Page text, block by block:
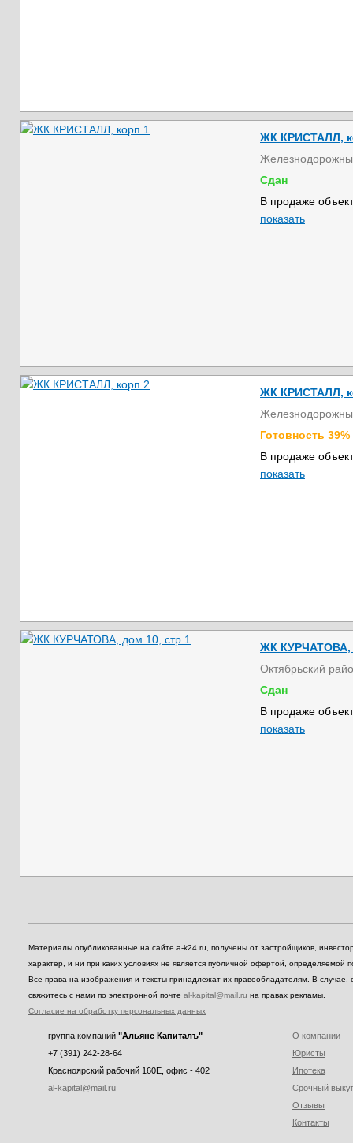
ЖК КРИСТАЛЛ,
Сдан
В продаже
показать
ЖК КРИСТАЛЛ,
Готовность 39%
В продаже
показать
ЖК КУРЧАТОВА,
Октябрьский
Сдан
В продаже
показать
Материалы опубликованные на сайте a-k24.ru, получены от застройщиков,
характер, и ни при каких условиях не является публичной офертой,
Все права на изображения и тексты принадлежат их правообладателям. В
свяжитесь с нами по электронной почте al-kapital@mail.ru на правах рекламы.
Согласие на обработку персональных данных
группа компаний "Альянс Капиталъ"
+7 (391) 242-28-64
Красноярский рабочий 160E, офис - 402
al-kapital@mail.ru
О компании
Юристы
Ипотека
Срочный
Отзывы
Контакты